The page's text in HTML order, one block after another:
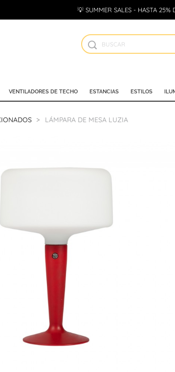
💡 SUMMER SALES - HASTA 25%
VENTILADORES DE TECHO ESTANCIAS ESTILOS
LÁMPARA DE MESA LUZIA